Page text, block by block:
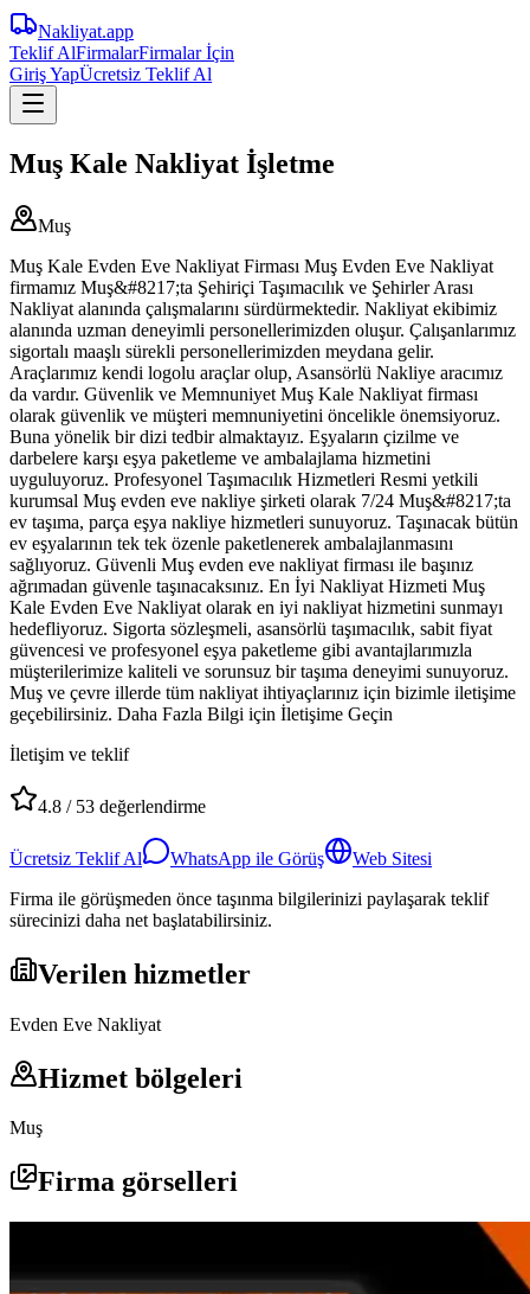
Nakliyat.app
Teklif AlFirmalarFirmalar İçin
Giriş YapÜcretsiz Teklif Al
Muş Kale Nakliyat İşletme
Muş
Muş Kale Evden Eve Nakliyat Firması Muş Evden Eve Nakliyat
firmamız Muş&#8217;ta Şehiriçi Taşımacılık ve Şehirler Arası
Nakliyat alanında çalışmalarını sürdürmektedir. Nakliyat ekibimiz
alanında uzman deneyimli personellerimizden oluşur. Çalışanlarımız
sigortalı maaşlı sürekli personellerimizden meydana gelir.
Araçlarımız kendi logolu araçlar olup, Asansörlü Nakliye aracımız
da vardır. Güvenlik ve Memnuniyet Muş Kale Nakliyat firması
olarak güvenlik ve müşteri memnuniyetini öncelikle önemsiyoruz.
Buna yönelik bir dizi tedbir almaktayız. Eşyaların çizilme ve
darbelere karşı eşya paketleme ve ambalajlama hizmetini
uyguluyoruz. Profesyonel Taşımacılık Hizmetleri Resmi yetkili
kurumsal Muş evden eve nakliye şirketi olarak 7/24 Muş&#8217;ta
ev taşıma, parça eşya nakliye hizmetleri sunuyoruz. Taşınacak bütün
ev eşyalarının tek tek özenle paketlenerek ambalajlanmasını
sağlıyoruz. Güvenli Muş evden eve nakliyat firması ile başınız
ağrımadan güvenle taşınacaksınız. En İyi Nakliyat Hizmeti Muş
Kale Evden Eve Nakliyat olarak en iyi nakliyat hizmetini sunmayı
hedefliyoruz. Sigorta sözleşmeli, asansörlü taşımacılık, sabit fiyat
güvencesi ve profesyonel eşya paketleme gibi avantajlarımızla
müşterilerimize kaliteli ve sorunsuz bir taşıma deneyimi sunuyoruz.
Muş ve çevre illerde tüm nakliyat ihtiyaçlarınız için bizimle iletişime
geçebilirsiniz. Daha Fazla Bilgi için İletişime Geçin
İletişim ve teklif
4.8 / 53 değerlendirme
Ücretsiz Teklif Al WhatsApp ile Görüş
Web Sitesi
Firma ile görüşmeden önce taşınma bilgilerinizi paylaşarak teklif
sürecinizi daha net başlatabilirsiniz.
Verilen hizmetler
Evden Eve Nakliyat
Hizmet bölgeleri
Muş
Firma görselleri